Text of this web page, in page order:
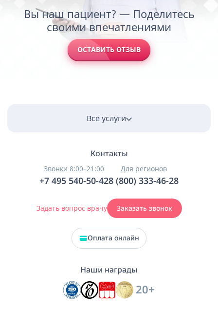
Вы наш пациент? — Поделитесь
своими впечатлениями
ОСТАВИТЬ ОТЗЫВ
Все услуги
Контакты
Звонки 8:00–21:00
+7 495 540-50-42
Для регионов
8 (800) 333-46-28
Задать вопрос врачу Заказать звонок
Оплата онлайн
Наши награды
20+